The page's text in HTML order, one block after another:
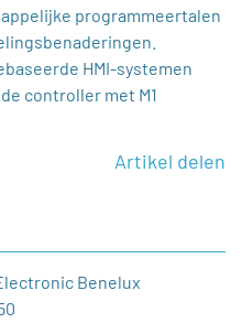
programmeertalen
HMI-systemen
controller met M1
Artikel delen
Benelux